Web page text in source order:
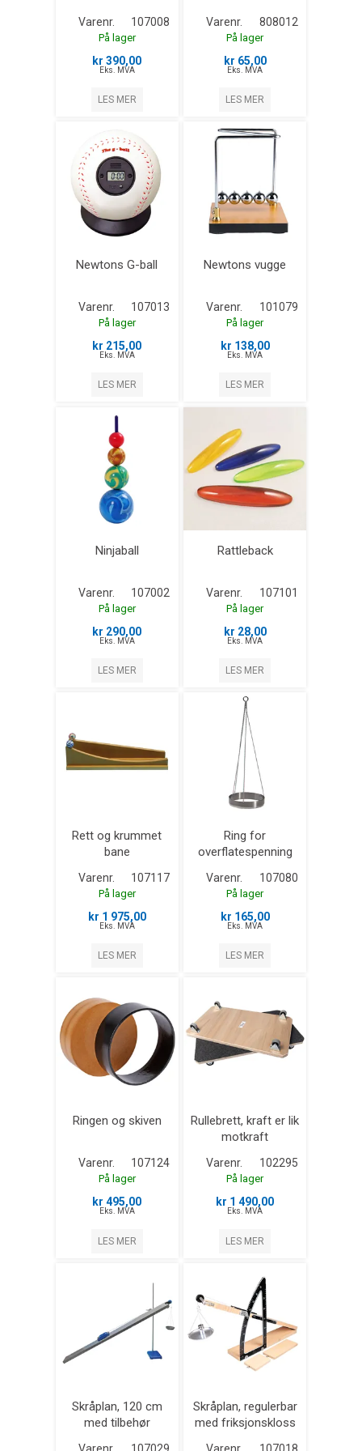
Varenr. 107008
På lager
kr 390,00
Eks. MVA
LES MER
Varenr. 808012
På lager
kr 65,00
Eks. MVA
LES MER
Newtons G-ball
Varenr. 107013
På lager
kr 215,00
Eks. MVA
LES MER
Newtons vugge
Varenr. 101079
På lager
kr 138,00
Eks. MVA
LES MER
Ninjaball
Varenr. 107002
På lager
kr 290,00
Eks. MVA
LES MER
Rattleback
Varenr. 107101
På lager
kr 28,00
Eks. MVA
LES MER
Rett og krummet
bane
Varenr. 107117
På lager
kr 1 975,00
Eks. MVA
LES MER
Ring for
overflatespenning
Varenr. 107080
På lager
kr 165,00
Eks. MVA
LES MER
Ringen og skiven
Varenr. 107124
På lager
kr 495,00
Eks. MVA
LES MER
Rullebrett, kraft er lik
motkraft
Varenr. 102295
På lager
kr 1 490,00
Eks. MVA
LES MER
Skråplan, 120 cm
med tilbehør
Varenr. 107029
Skråplan, regulerbar
med friksjonskloss
Varenr. 107018